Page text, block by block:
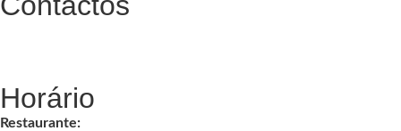
Horário
Restaurante: